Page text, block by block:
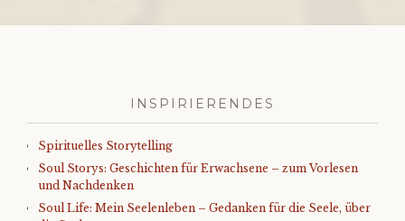
INSPIRIERENDES
Spirituelles Storytelling
Soul Storys: Geschichten für Erwachsene – zum Vorlesen
und Nachdenken
Soul Life: Mein Seelenleben – Gedanken für die Seele, über